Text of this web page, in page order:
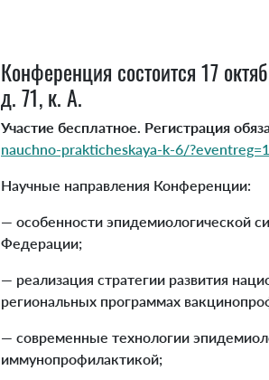
Конференция состоится 17
д. 71, к. А.
Участие бесплатное. Регистрация
nauchno-prakticheskaya-k-6/?eventreg=1
Научные направления Конференции:
— особенности эпидемиологической
Федерации;
— реализация стратегии развития
региональных программах
— современные технологии
иммунопрофилактикой;